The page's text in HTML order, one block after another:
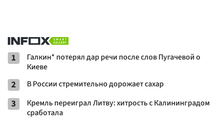
1
Галкин* потерял дар речи после слов Пугачевой о
Киеве
2 В России стремительно дорожает сахар
3
Кремль переиграл Литву: хитрость с Калининградом
сработала